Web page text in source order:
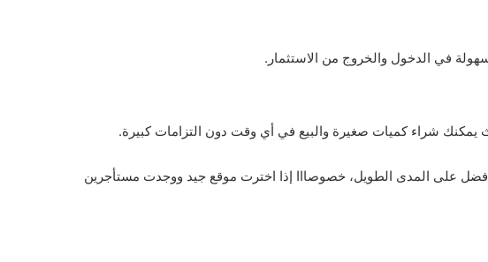
في الدخول والخروج من الاستثمار.
شراء كميات صغيرة والبيع في أي وقت دون التزامات كبيرة.
أفضل على المدى الطويل، خصوصااا إذا اخترت موقع جيد ووجدت مستأجرين